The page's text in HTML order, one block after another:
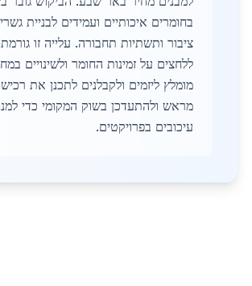
בחומרים איכותיים ועמידים לבניית
ציבור ותשתיות תחבורה. עלייה זו
ללחצים על זמינות החומר ולשינויים
מומלץ ליזמים ולקבלנים לתכנן את
מראש ולהתעדכן בשוק המקומי כדי
עיכובים בפרויקטים.